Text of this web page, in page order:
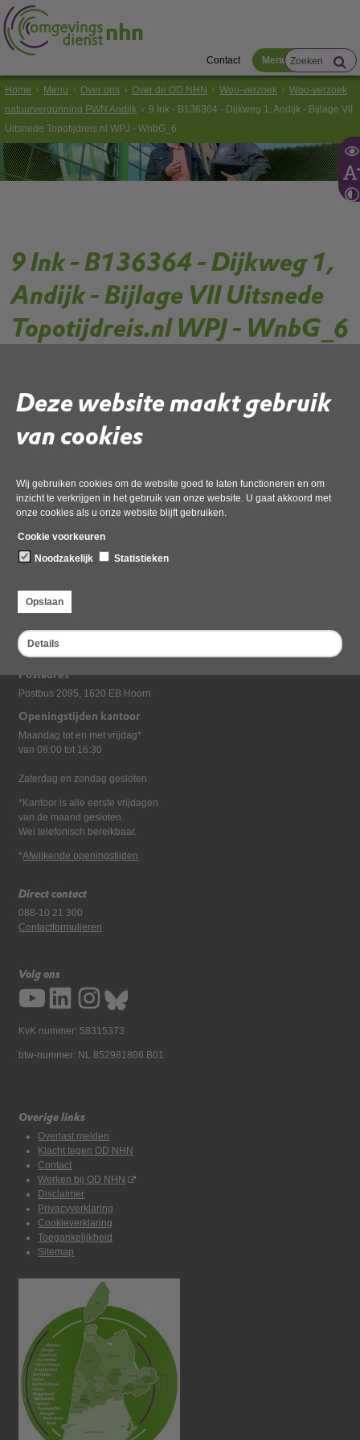
Deze website maakt gebruik
van cookies
Wij gebruiken cookies om de website goed te laten functioneren en om
inzicht te verkrijgen in het gebruik van onze website. U gaat akkoord met
onze cookies als u onze website blijft gebruiken.
Cookie voorkeuren
Noodzakelijk
Statistieken
Opslaan
Details
Contact Menu
Home Menu Over ons Over de OD NHN Woo-verzoek
Woo-verzoek
natuurvergunning PWN Andijk
9 Ink - B136364 - Dijkweg 1, Andijk - Bijlage VII
Uitsnede Topotijdreis.nl WPJ - WnbG_6
9 Ink - B136364 - Dijkweg 1,
Andijk - Bijlage VII Uitsnede
Topotijdreis.nl WPJ - WnbG_6
Download ‘9 Ink - B136364 - Dijkweg 1, Andijk - Bijlage VII Uitsnede
28 mei 2026,pdf , 260kB
Deel deze pagina
Bezoekadres
Dampten 2, 1624 NR Hoorn
Postadres
Postbus 2095, 1620 EB Hoorn
Openingstijden kantoor
Maandag tot en met vrijdag*
van 08:00 tot 16:30
Zaterdag en zondag gesloten
*Kantoor is alle eerste vrijdagen
van de maand gesloten.
Wel telefonisch bereikbaar.
*Afwijkende openingstijden
Direct contact
088-10 21 300
Contactformulieren
Volg ons
KvK nummer: 58315373
btw-nummer: NL 852981806 B01
Overige links
Overlast melden
Klacht tegen OD NHN
Contact
Werken bij OD NHN
Disclaimer
Privacyverklaring
Cookieverklaring
Toegankelijkheid
Sitemap